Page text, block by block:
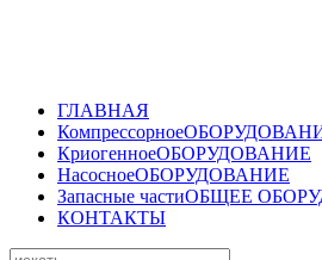
ГЛАВНАЯ
Компрессорное
КриогенноеОБОРУДОВАНИЕ
НасосноеОБОРУДОВАНИЕ
Запасные частиОБЩЕЕ
КОНТАКТЫ